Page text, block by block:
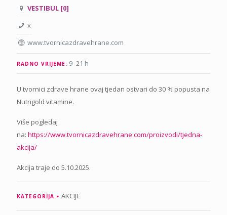
VESTIBUL [0]
x
www.tvornicazdravehrane.com
RADNO VRIJEME: 9–21 h
U tvornici zdrave hrane ovaj tjedan ostvari do 30 % popusta na
Nutrigold vitamine.
Više pogledaj
na: https://www.tvornicazdravehrane.com/proizvodi/tjedna-
akcija/
Akcija traje do 5.10.2025.
KATEGORIJA AKCIJE